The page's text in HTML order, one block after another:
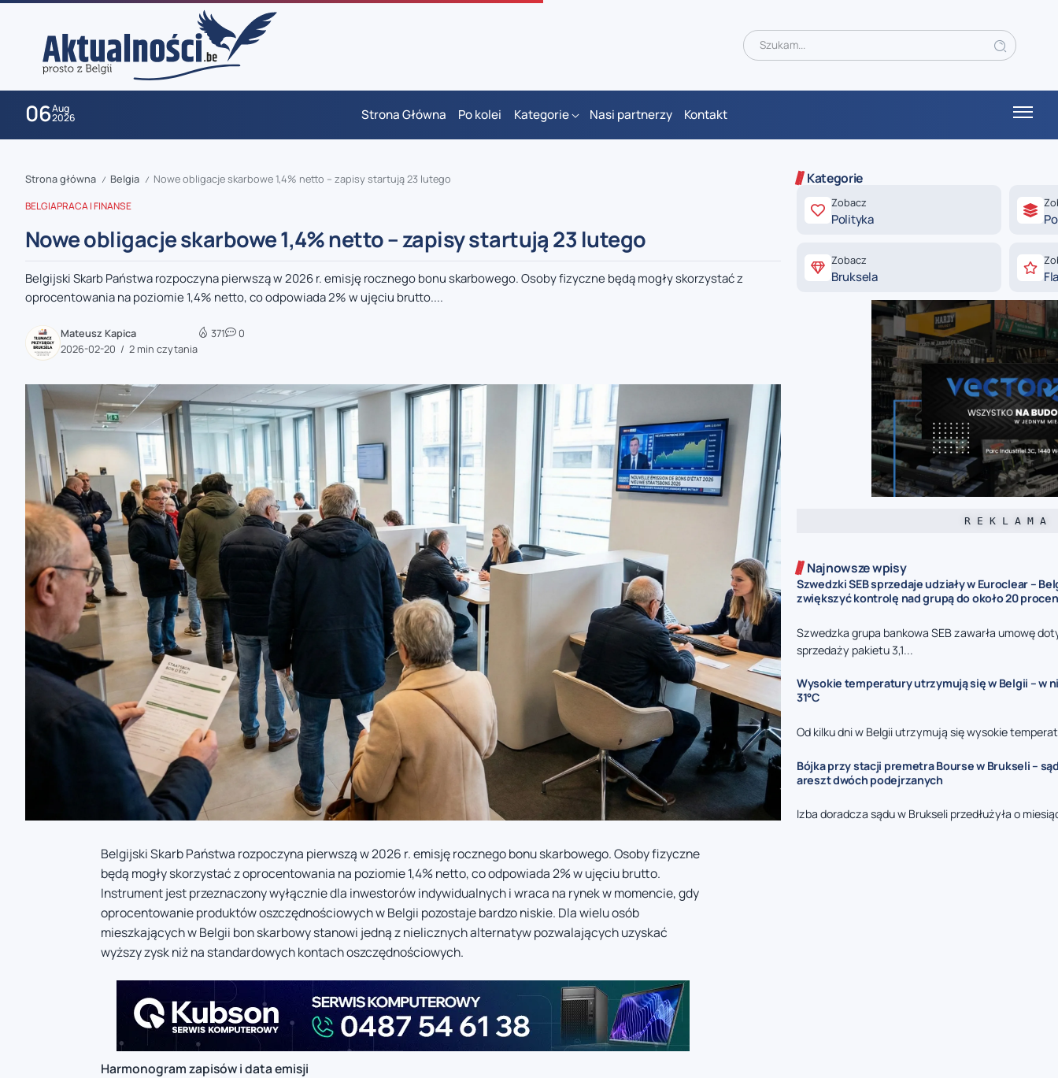
06Aug
2026 Strona Główna Po kolei Kategorie Nasi partnerzy Kontakt
zaobserwuj nas
zaobserwuj nas
zaobserwuj nas
zaobserwuj nas
zaobserwuj nas
Strona główna / Belgia / Nowe obligacje skarbowe 1,4% netto – zapisy startują 23 lutego
BELGIAPRACA I FINANSE
Nowe obligacje skarbowe 1,4% netto – zapisy startują 23 lutego
Belgijski Skarb Państwa rozpoczyna pierwszą w 2026 r. emisję rocznego bonu skarbowego. Osoby fizyczne będą mogły skorzystać z
oprocentowania na poziomie 1,4% netto, co odpowiada 2% w ujęciu brutto....
Mateusz Kapica
2026-02-20
2 min czytania
371 0
Belgijski Skarb Państwa rozpoczyna pierwszą w 2026 r. emisję rocznego bonu skarbowego. Osoby fizyczne
będą mogły skorzystać z oprocentowania na poziomie 1,4% netto, co odpowiada 2% w ujęciu brutto.
Instrument jest przeznaczony wyłącznie dla inwestorów indywidualnych i wraca na rynek w momencie, gdy
oprocentowanie produktów oszczędnościowych w Belgii pozostaje bardzo niskie. Dla wielu osób
mieszkających w Belgii bon skarbowy stanowi jedną z nielicznych alternatyw pozwalających uzyskać
wyższy zysk niż na standardowych kontach oszczędnościowych.
Harmonogram zapisów i data emisji
Kategorie
Zobacz
Polityka
Zobacz
Bruksela
R E K L A M A
Najnowsze wpisy
Szwedzki SEB sprzedaje udziały w Euroclear –
zwiększyć kontrolę nad grupą do około 20
Szwedzka grupa bankowa SEB zawarła umowę
sprzedaży pakietu 3,1...
Wysokie temperatury utrzymują się w Belgii – w
31°C
Od kilku dni w Belgii utrzymują się wysokie
Bójka przy stacji premetra Bourse w Brukseli –
areszt dwóch podejrzanych
Izba doradcza sądu w Brukseli przedłużyła o